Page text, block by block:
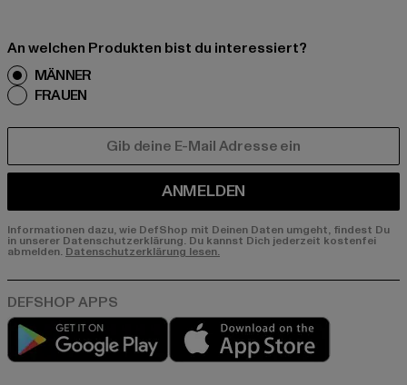
An welchen Produkten bist du interessiert?
MÄNNER
FRAUEN
ANMELDEN
Informationen dazu, wie DefShop mit Deinen Daten umgeht, findest Du
in unserer Datenschutzerklärung. Du kannst Dich jederzeit kostenfei
abmelden. Datenschutzerklärung lesen.
Play market